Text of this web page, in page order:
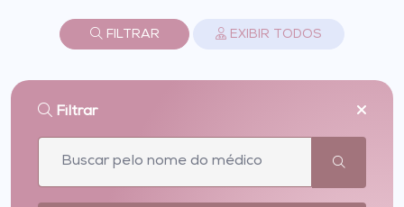
FILTRAR EXIBIR TODOS
Filtrar